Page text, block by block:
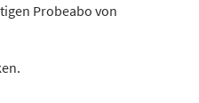
Probeabo von